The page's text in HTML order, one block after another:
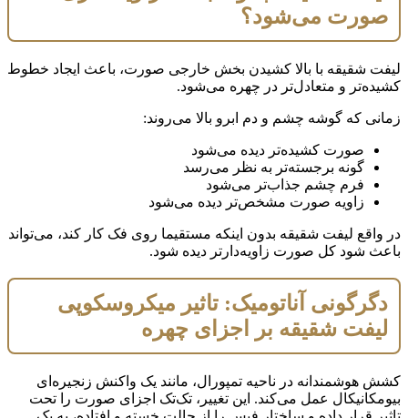
صورت می‌شود؟
لیفت شقیقه با بالا کشیدن بخش خارجی صورت، باعث ایجاد خطوط
کشیده‌تر و متعادل‌تر در چهره می‌شود.
زمانی که گوشه چشم و دم ابرو بالا می‌روند:
صورت کشیده‌تر دیده می‌شود
گونه برجسته‌تر به نظر می‌رسد
فرم چشم جذاب‌تر می‌شود
زاویه صورت مشخص‌تر دیده می‌شود
در واقع لیفت شقیقه بدون اینکه مستقیما روی فک کار کند، می‌تواند
باعث شود کل صورت زاویه‌دارتر دیده شود.
دگرگونی آناتومیک: تاثیر میکروسکوپی
لیفت شقیقه بر اجزای چهره
کشش هوشمندانه در ناحیه تمپورال، مانند یک واکنش زنجیره‌ای
بیومکانیکال عمل می‌کند. این تغییر، تک‌تک اجزای صورت را تحت